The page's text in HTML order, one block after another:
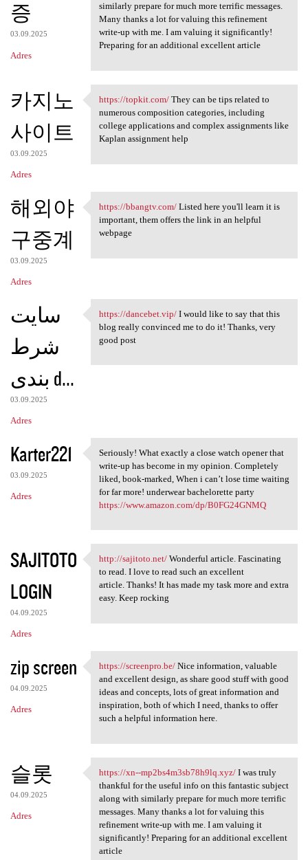
증
03.09.2025
Adres
similarly prepare for much more terrific messages.
Many thanks a lot for valuing this refinement
write-up with me. I am valuing it significantly!
Preparing for an additional excellent article
카지노
사이트
03.09.2025
Adres
https://topkit.com/ They can
https://topkit.com/They can be tips related to
numerous composition categories, including
college applications and complex assignments like
Kaplan assignment help
해외야
구중계
03.09.2025
Adres
https://bbangtv.com/ Listed
https://bbangtv.com/Listed here you'll learn it is
important, them offers the link in an helpful
webpage
سایت
شرط
بندی d...
03.09.2025
Adres
https://dancebet.vip/ I would
https://dancebet.vip/I would like to say that this
blog really convinced me to do it! Thanks, very
good post
Karter221
03.09.2025
Adres
Seriously! What exactly a
Seriously! What exactly a close watch opener that
write-up has become in my opinion. Completely
liked, book-marked, When i can’t lose time waiting
for far more! underwear bachelorette party
https://www.amazon.com/dp/B0FG24GNMQ
SAJITOTO
LOGIN
04.09.2025
Adres
http://sajitoto.net/
http://sajitoto.net/Wonderful article. Fascinating
to read. I love to read such an excellent
article. Thanks! It has made my task more and extra
easy. Keep rocking
zip screen
04.09.2025
Adres
https://screenpro.be/ Nice
https://screenpro.be/Nice information, valuable
and excellent design, as share good stuff with good
ideas and concepts, lots of great information and
inspiration, both of which I need, thanks to offer
such a helpful information here.
슬롯
04.09.2025
Adres
https://xn--mp2bs4m3sb78h9lq
https://xn--mp2bs4m3sb78h9lq.xyz/I was truly
thankful for the useful info on this fantastic subject
along with similarly prepare for much more terrific
messages. Many thanks a lot for valuing this
refinement write-up with me. I am valuing it
significantly! Preparing for an additional excellent
article